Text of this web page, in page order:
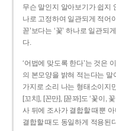
무슨 말인지 알아보기가 쉽지
나로 고정하여 일관되게 적어
꼳’보다는 ‘꽃’ 하나로 일관되
다.
‘어법에 맞도록 한다’는 것은
의 본모양을 밝혀 적는다는 말
가지로 소리 나는 형태소이지
[꼬치], [꼰만], [꼳꽈]도 ‘꽃이,
사 뒤에 조사가 결합할 때뿐
결합할 때도 동일하게 적용된